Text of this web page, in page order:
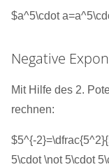
$a^5\cdot
Negative
Mit Hilfe des 2.
rechnen:
$5^{-
5\cdot \not 5\cdot